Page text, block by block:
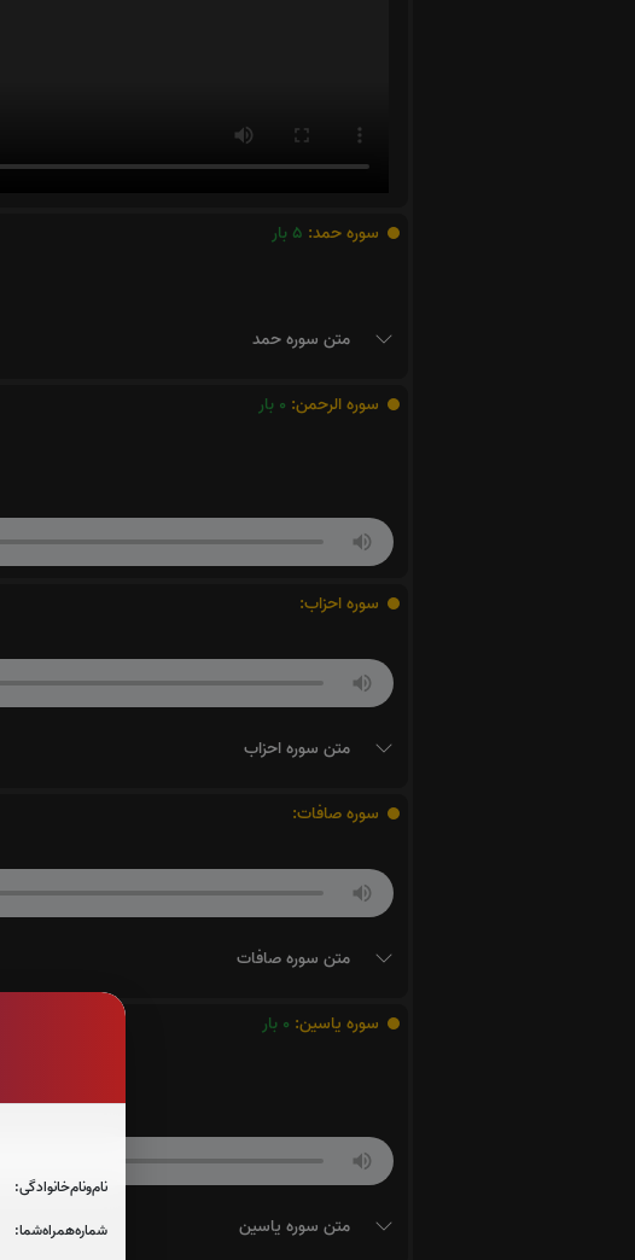
نام‌و‌نام‌خانوادگی:
شماره‌همراه‌شما:
سوره حمد: 5 بار
متن سوره حمد
سوره الرحمن: 0 بار
سوره احزاب:
متن سوره احزاب
سوره صافات:
متن سوره صافات
سوره یاسین: 0 بار
متن سوره یاسین